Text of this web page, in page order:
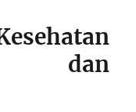
dan